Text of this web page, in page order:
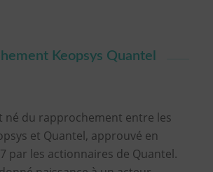
Keopsys Quantel
né du rapprochement entre les
et Quantel, approuvé en
par les actionnaires de Quantel.